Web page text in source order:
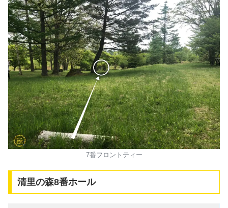
7番フロントティー
清里の森8番ホール